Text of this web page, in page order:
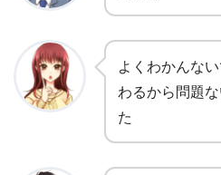
よくわかんな
わるから問題
た